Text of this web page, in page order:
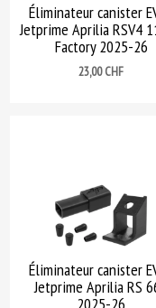
Éliminateur canister
Jetprime Aprilia RSV4
Factory 2025-26
Prix
23,00 CHF
Éliminateur canister
Jetprime Aprilia RS